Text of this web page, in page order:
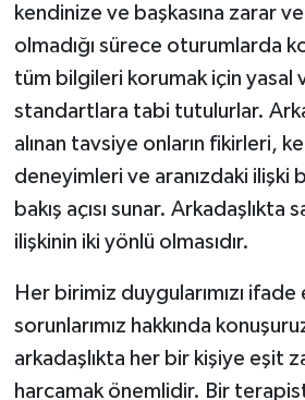
kendinize ve başkasına zarar
olmadığı sürece oturumlarda
tüm bilgileri korumak için yasal
standartlara tabi tutulurlar.
alınan tavsiye onların fikirleri,
deneyimleri ve aranızdaki ilişki
bakış açısı sunar. Arkadaşlıkta
ilişkinin iki yönlü olmasıdır.
Her birimiz duygularımızı
sorunlarımız hakkında
arkadaşlıkta her bir kişiye eşit
harcamak önemlidir. Bir